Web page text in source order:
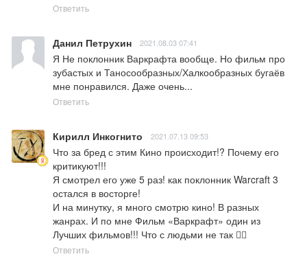
Ответить
Данил Петрухин 2021.08.03 07:41
Я Не поклонник Варкрафта вообще. Но фильм про
зубастых и Таносообразных/Халкообразных бугаёв
мне понравился. Даже очень...
Ответить
Кирилл Инкогнито 2021.07.13 09:53
Что за бред с этим Кино происходит!? Почему его
критикуют!!!
Я смотрел его уже 5 раз! как поклонник Warcraft 3
остался в восторге!
И на минутку, я много смотрю кино! В разных
жанрах. И по мне Фильм «Варкрафт» один из
Лучших фильмов!!! Что с людьми не так 🤦‍♂️
Ответить